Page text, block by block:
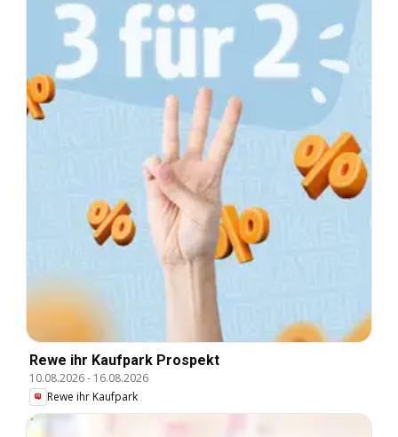
Rewe ihr Kaufpark Prospekt
10.08.2026- 16.08.2026
Rewe ihr Kaufpark